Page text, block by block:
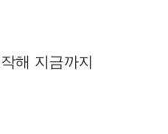
해 지금까지